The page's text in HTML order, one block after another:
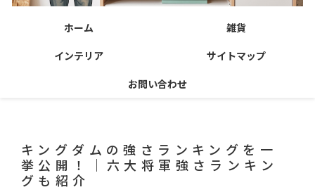
ホーム
雑貨
インテリア
サイトマップ
お問い合わせ
キングダムの強さランキングを一
挙公開！｜六大将軍強さランキン
グも紹介